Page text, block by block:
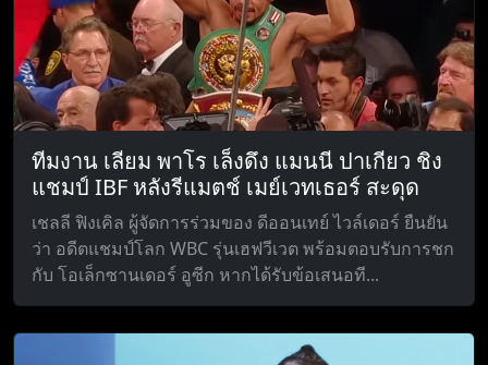
ทีมงาน เลียม พาโร เล็งดึง แมนนี ปาเกียว ชิง
แชมป์ IBF หลังรีแมตช์ เมย์เวทเธอร์ สะดุด
เชลลี ฟิงเคิล ผู้จัดการร่วมของ ดีออนเทย์ ไวล์เดอร์ ยืนยัน
ว่า อดีตแชมป์โลก WBC รุ่นเฮฟวีเวต พร้อมตอบรับการชก
กับ โอเล็กซานเดอร์ อูซีก หากได้รับข้อเสนอที...